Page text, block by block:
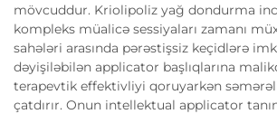
mövcuddur. Kriolipoliz yağ dondurma
kompleks müalicə sessiyaları zamanı
sahələri arasında pərəstişsiz keçidlərə
dəyişiləbilən applicator başlıqlarına
terapevtik effektivliyi qoruyarkən
çatdırır. Onun intellektual applicator